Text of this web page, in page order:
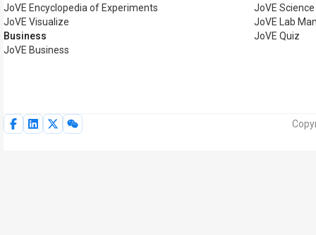
JoVE Encyclopedia of Experiments
JoVE Visualize
Business
JoVE Business
JoVE
JoVE Lab
JoVE Quiz